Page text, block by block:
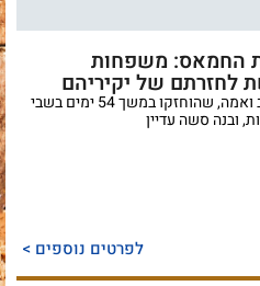
החמאס: משפחות
לחזרתם של יקיריהם
בתפילה השתתפו גם ילנה טרופנוב ואמה, שהוחזקו במשך 54 ימים בשבי
ובנה סשה עדיין
לפרטים נוספים >